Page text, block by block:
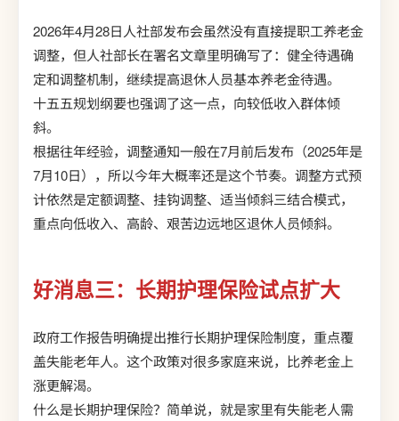
2026年4月28日人社部发布会虽然没有直接提职工养老金
调整，但人社部长在署名文章里明确写了：健全待遇确
定和调整机制，继续提高退休人员基本养老金待遇。
十五五规划纲要也强调了这一点，向较低收入群体倾
斜。
根据往年经验，调整通知一般在7月前后发布（2025年是
7月10日），所以今年大概率还是这个节奏。调整方式预
计依然是定额调整、挂钩调整、适当倾斜三结合模式，
重点向低收入、高龄、艰苦边远地区退休人员倾斜。
好消息三：长期护理保险试点扩大
政府工作报告明确提出推行长期护理保险制度，重点覆
盖失能老年人。这个政策对很多家庭来说，比养老金上
涨更解渴。
什么是长期护理保险？简单说，就是家里有失能老人需